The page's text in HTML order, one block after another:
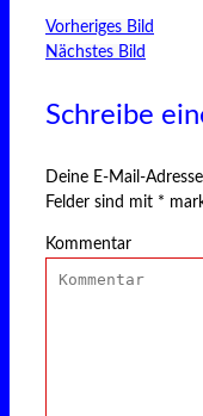
Vorheriges Bild
Nächstes Bild
Schreibe
Deine E-Mail-
Felder sind mit *
Kommentar